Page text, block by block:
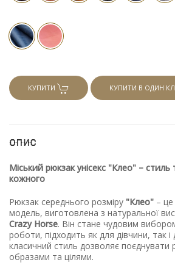
КУПИТИ КУПИТИ В ОДИН
Опис
Міський рюкзак унісекс "Клео" –
кожного
Рюкзак середнього розміру "Клео" – це
модель, виготовлена з натуральної
Crazy Horse. Він стане чудовим
роботи, підходить як для дівчини, так
класичний стиль дозволяє поєднувати
образами та цілями.